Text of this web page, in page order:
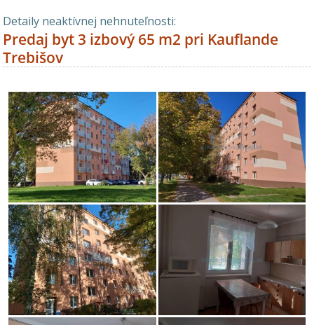
Detaily neaktívnej nehnuteľnosti:
Predaj byt 3 izbový 65 m2 pri Kauflande
Trebišov